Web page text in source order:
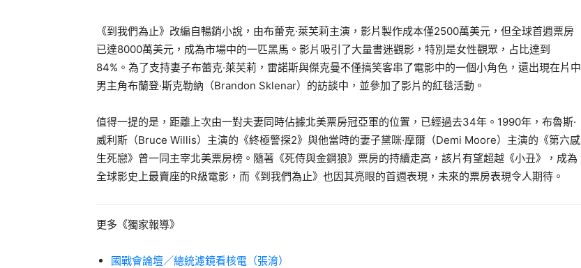
《到我們為止》改編自暢銷小說，由布蕾克·萊芙莉主演，影片製作成本僅2500萬美元，但全球首週票房
已達8000萬美元，成為市場中的一匹黑馬。影片吸引了大量書迷觀影，特別是女性觀眾，占比達到
84%。為了支持妻子布蕾克·萊芙莉，雷諾斯與傑克曼不僅搞笑客串了電影中的一個小角色，還出現在片中
男主角布蘭登·斯克勒納（Brandon Sklenar）的訪談中，並參加了影片的紅毯活動。
值得一提的是，距離上次由一對夫妻同時佔據北美票房冠亞軍的位置，已經過去34年。1990年，布魯斯·
威利斯（Bruce Willis）主演的《終極警探2》與他當時的妻子黛咪·摩爾（Demi Moore）主演的《第六感
生死戀》曾一同主宰北美票房榜。隨著《死侍與金鋼狼》票房的持續走高，該片有望超越《小丑》，成為
全球影史上最賣座的R級電影，而《到我們為止》也因其亮眼的首週表現，未來的票房表現令人期待。
更多《獨家報導》
國戰會論壇／總統濾鏡看核電（張淯）